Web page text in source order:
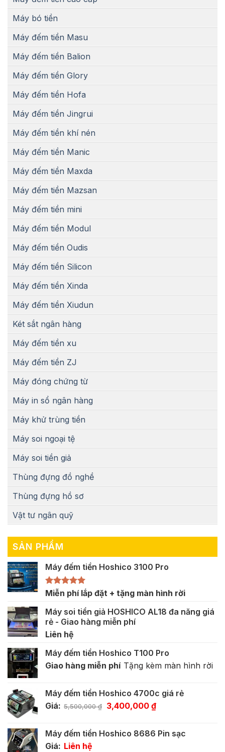
Máy bó tiền
Máy đếm tiền Masu
Máy đếm tiền Balion
Máy đếm tiền Glory
Máy đếm tiền Hofa
Máy đếm tiền Jingrui
Máy đếm tiền khí nén
Máy đếm tiền Manic
Máy đếm tiền Maxda
Máy đếm tiền Mazsan
Máy đếm tiền mini
Máy đếm tiền Modul
Máy đếm tiền Oudis
Máy đếm tiền Silicon
Máy đếm tiền Xinda
Máy đếm tiền Xiudun
Két sắt ngân hàng
Máy đếm tiền xu
Máy đếm tiền ZJ
Máy đóng chứng từ
Máy in sổ ngân hàng
Máy khử trùng tiền
Máy soi ngoại tệ
Máy soi tiền giả
Thùng đựng đồ nghề
Thùng đựng hồ sơ
Vật tư ngân quỹ
SẢN PHẨM
Máy đếm tiền Hoshico 3100 Pro
Được xếp
5.00
5 sao
Miễn phí lắp đặt + tặng màn hình rời
Máy soi tiền giả HOSHICO AL18 đa năng giá
rẻ - Giao hàng miễn phí
Liên hệ
Máy đếm tiền Hoshico T100 Pro
Giao hàng miễn phí Tặng kèm màn hình rời
Máy đếm tiền Hoshico 4700c giá rẻ
Giá: 5,500,000₫
Giá
5,500,000 ₫.
3,400,000 ₫Giá
là:
Máy đếm tiền Hoshico 8686 Pin sạc
Giá: Liên hệ